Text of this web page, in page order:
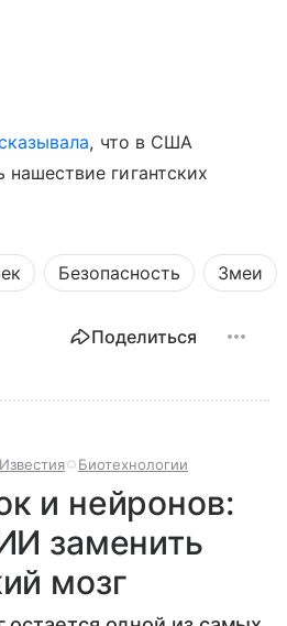
, что в США
гигантских
Безопасность Змеи
Поделиться
Известия Биотехнологии
и нейронов:
заменить
мозг